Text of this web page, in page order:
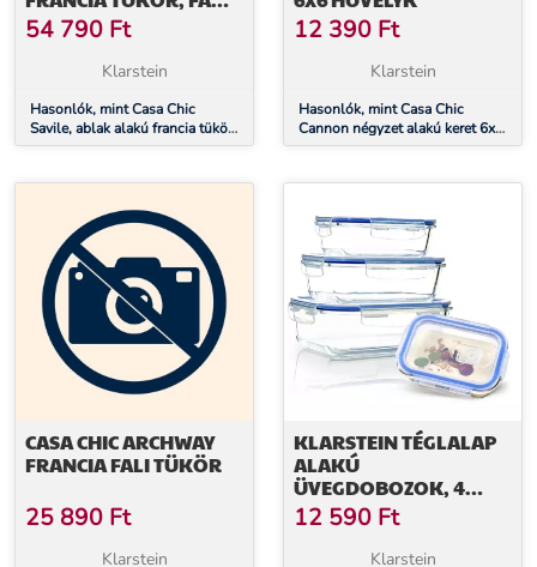
KERET, 120 X 80 CM
54 790 Ft
Klarstein
Hasonlók, mint Casa Chic
Savile, ablak alakú francia tükör,
fa keret, 120 x 80 cm
12 390 Ft
Klarstein
Hasonlók, mint Casa Chic
Cannon négyzet alakú keret 6x6
hüvelyk
CASA CHIC ARCHWAY
FRANCIA FALI TÜKÖR
25 890 Ft
Klarstein
KLARSTEIN TÉGLALAP
ALAKÚ
ÜVEGDOBOZOK, 4
DARABOS KÉSZLET,
1520 ML, 1040 ML, 640
ML, 370 ML, FEDÉLLEL
12 590 Ft
Klarstein